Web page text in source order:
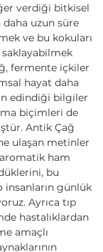
verdiği bitkisel
uzun süre
ve bu kokuları
fermente içkiler
hayat daha
edindiği bilgiler
biçimleri de
Antik Çağ
ulaşan metinler
aromatik ham
bu
günlük
Ayrıca tıp
hastalıklardan
amaçlı